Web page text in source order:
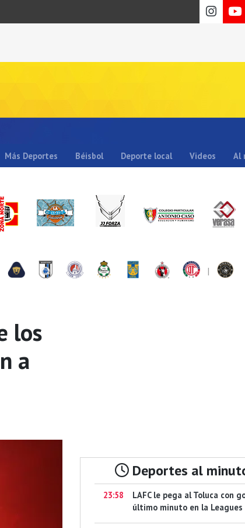
Más Deportes Béisbol Deporte local Videos Al
|
los
a
Deportes al
23:58
LAFC le pega al Toluca con
último minuto en la Leagues